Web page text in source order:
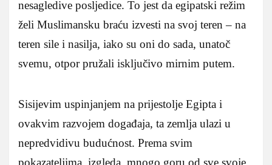
nesagledive posljedice. To jest da egipatski režim
želi Muslimansku braću izvesti na svoj teren – na
teren sile i nasilja, iako su oni do sada, unatoč
svemu, otpor pružali isključivo mirnim putem.
Sisijevim uspinjanjem na prijestolje Egipta i
ovakvim razvojem događaja, ta zemlja ulazi u
nepredvidivu budućnost. Prema svim
pokazateljima, izgleda, mnogo goru od sve svoje